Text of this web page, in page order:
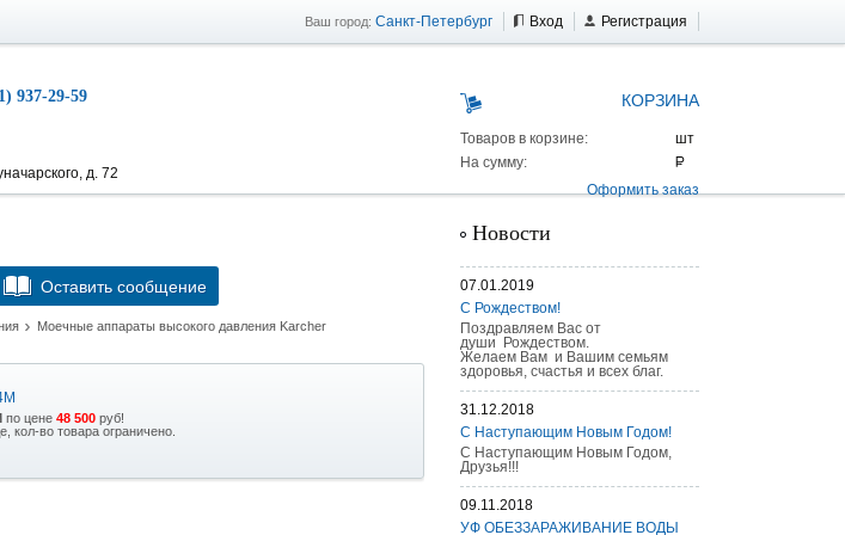
Ваш город: Санкт-Петербург Вход Регистрация
937-29-59
д. 72
КОРЗИНА
Товаров в корзине:
На сумму:
Оформить заказ
Оставить сообщение
Моечные аппараты высокого давления Karcher
по цене 48 500 руб!
кол-во товара ограничено.
(в наличии на складе) тележку гидравлическую AS 25 г/п
Новости
07.01.2019
С Рождеством!
Поздравляем Вас от
души Рождеством.
Желаем Вам и Вашим семьям
здоровья, счастья и всех благ.
31.12.2018
С Наступающим Новым Годом!
С Наступающим Новым Годом,
Друзья!!!
09.11.2018
УФ ОБЕЗЗАРАЖИВАНИЕ ВОДЫ